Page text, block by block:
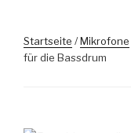
Startseite /Mikrofone
für die Bassdrum